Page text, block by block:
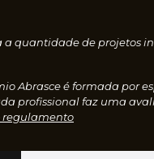
a quantidade de projetos
Abrasce é formada por
profissional faz uma
regulamento